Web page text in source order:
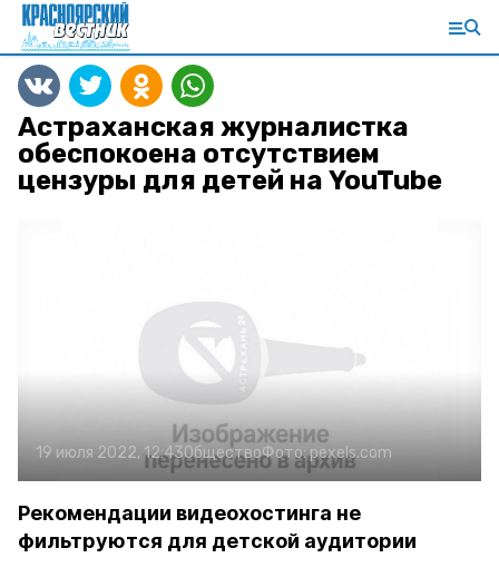
Астраханская журналистка
обеспокоена отсутствием
цензуры для детей на YouTube
19 июля 2022, 12:43ОбществоФото:pexels.com
Рекомендации видеохостинга не
фильтруются для детской аудитории